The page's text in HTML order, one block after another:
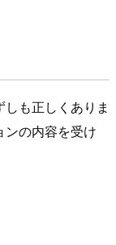
も正しくありま
の内容を受け